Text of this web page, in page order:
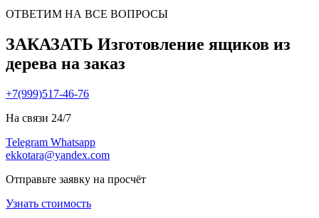
ОТВЕТИМ НА ВСЕ ВОПРОСЫ
ЗАКАЗАТЬ Изготовление ящиков из
дерева на заказ
+7(999)517-46-76
На связи 24/7
Telegram Whatsapp
ekkotara@yandex.com
Отправьте заявку на просчёт
Узнать стоимость